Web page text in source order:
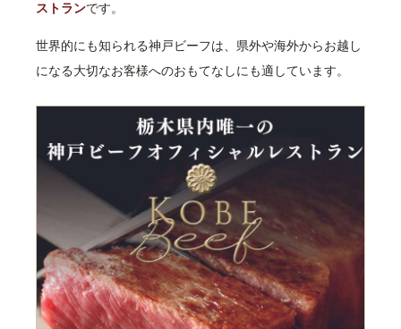
ストランです。
世界的にも知られる神戸ビーフは、県外や海外からお越し
になる大切なお客様へのおもてなしにも適しています。